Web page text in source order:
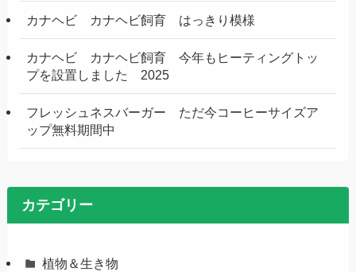
カナヘビ カナヘビ飼育 はっきり模様
カナヘビ カナヘビ飼育 今年もヒーティングトッ
プを設置しました 2025
フレッシュネスバーガー ただ今コーヒーサイズア
ップ無料期間中
カテゴリー
植物＆生き物